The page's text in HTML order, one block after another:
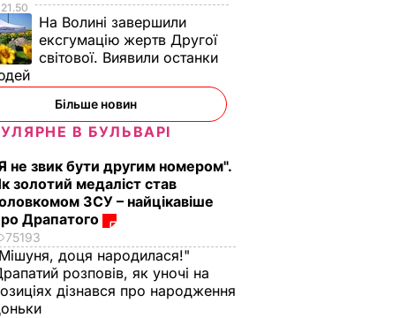
дуель
На Волині завершили
ексгумацію жертв Другої
світової. Виявили останки
Більше новин
В БУЛЬВАРІ
не звик бути другим номером".
золотий медаліст став
ЗСУ – найцікавіше
Драпатого
75193
доця народилася!"
розповів, як уночі на
дізнався про народження